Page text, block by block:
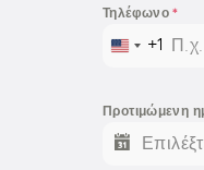
Τηλέφωνο*
U
E
+1
Προτιμώμενη